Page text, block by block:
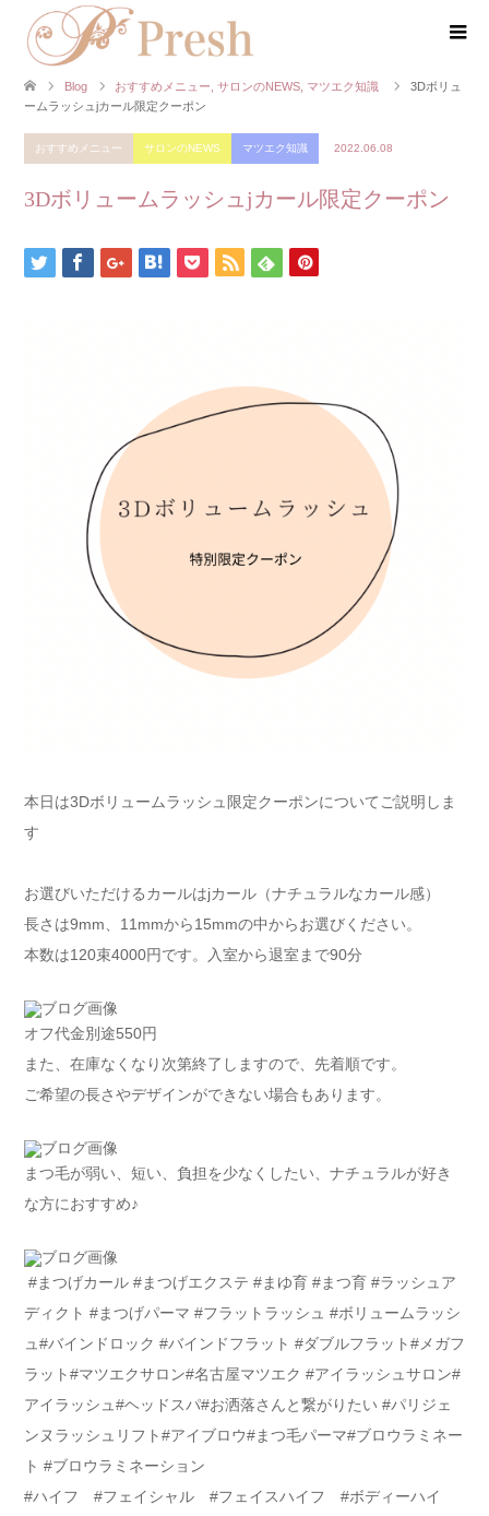
Blog おすすめメニュー サロンのNEWS マツエク知識
3Dボリュ
ームラッシュjカール限定クーポン
おすすめメニュー サロンのNEWS マツエク知識 2022.06.08
3Dボリュームラッシュjカール限定クーポン
本日は3Dボリュームラッシュ限定クーポンについてご説明しま
す
お選びいただけるカールはjカール（ナチュラルなカール感）
長さは9mm、11mmから15mmの中からお選びください。
本数は120束4000円です。入室から退室まで90分
オフ代金別途550円
また、在庫なくなり次第終了しますので、先着順です。
ご希望の長さやデザインができない場合もあります。
まつ毛が弱い、短い、負担を少なくしたい、ナチュラルが好き
な方におすすめ♪
#まつげカール #まつげエクステ #まゆ育 #まつ育 #ラッシュア
ディクト #まつげパーマ #フラットラッシュ #ボリュームラッシ
ュ#バインドロック #バインドフラット #ダブルフラット#メガフ
ラット#マツエクサロン#名古屋マツエク #アイラッシュサロン#
アイラッシュ#ヘッドスパ#お洒落さんと繋がりたい #パリジェ
ンヌラッシュリフト#アイブロウ#まつ毛パーマ#ブロウラミネー
ト #ブロウラミネーション
#ハイフ #フェイシャル #フェイスハイフ #ボディーハイ